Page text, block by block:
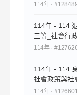
114年 · #128489
114年 - 114
三等_社會行
#127626
114年 · #127626
114年 - 114
社會政策與社
114年 · #126601